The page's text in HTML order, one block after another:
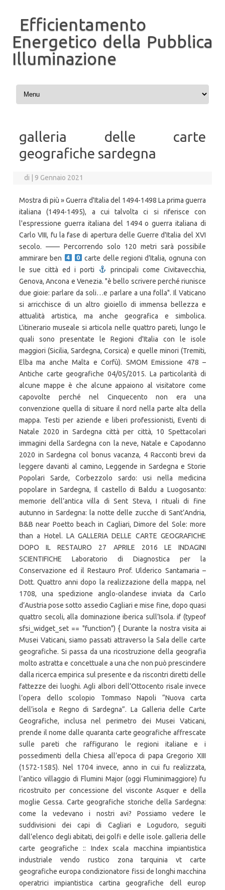
Efficientamento
Energetico della Pubblica
Illuminazione
Vai al contenuto
galleria delle carte
geografiche sardegna
di 9 Gennaio 2021
Mostra di più » Guerra d'Italia del 1494-1498 La prima guerra
italiana (1494-1495), a cui talvolta ci si riferisce con
l'espressione guerra italiana del 1494 o guerra italiana di
Carlo VIII, fu la fase di apertura delle Guerre d'Italia del XVI
secolo. —— Percorrendo solo 120 metri sarà possibile
ammirare ben
carte delle regioni d’Italia, ognuna con
le sue città ed i porti
principali come Civitavecchia,
Genova, Ancona e Venezia. "è bello scrivere perché riunisce
due gioie: parlare da soli…e parlare a una folla". Il Vaticano
si arricchisce di un altro gioiello di immensa bellezza e
attualità artistica, ma anche geografica e simbolica.
L'itinerario museale si articola nelle quattro pareti, lungo le
quali sono presentate le Regioni d'Italia con le isole
maggiori (Sicilia, Sardegna, Corsica) e quelle minori (Tremiti,
Elba ma anche Malta e Corfù). SMOM Emissione 478 –
Antiche carte geografiche 04/05/2015. La particolarità di
alcune mappe è che alcune appaiono al visitatore come
capovolte perché nel Cinquecento non era una
convenzione quella di situare il nord nella parte alta della
mappa. Testi per aziende e liberi professionisti, Eventi di
Natale 2020 in Sardegna città per città, 10 Spettacolari
immagini della Sardegna con la neve, Natale e Capodanno
2020 in Sardegna col bonus vacanza, 4 Racconti brevi da
leggere davanti al camino, Leggende in Sardegna e Storie
Popolari Sarde, Corbezzolo sardo: usi nella medicina
popolare in Sardegna, Il castello di Baldu a Luogosanto:
memorie dell’antica villa di Sent Steva, I rituali di fine
autunno in Sardegna: la notte delle zucche di Sant’Andria,
B&B near Poetto beach in Cagliari, Dimore del Sole: more
than a Hotel. LA GALLERIA DELLE CARTE GEOGRAFICHE
DOPO IL RESTAURO 27 APRILE 2016 LE INDAGINI
SCIENTIFICHE Laboratorio di Diagnostica per la
Conservazione ed il Restauro Prof. Ulderico Santamaria –
Dott. Quattro anni dopo la realizzazione della mappa, nel
1708, una spedizione anglo-olandese inviata da Carlo
d’Austria pose sotto assedio Cagliari e mise fine, dopo quasi
quattro secoli, alla dominazione iberica sull’Isola. if (typeof
sfsi_widget_set == "function") { Durante la nostra visita ai
Musei Vaticani, siamo passati attraverso la Sala delle carte
geografiche. Si passa da una ricostruzione della geografia
molto astratta e concettuale a una che non può prescindere
dalla ricerca empirica sul presente e da riscontri diretti delle
fattezze dei luoghi. Agli albori dell’Ottocento risale invece
l’opera dello scolopio Tommaso Napoli “Nuova carta
dell’isola e Regno di Sardegna”. La Galleria delle Carte
Geografiche, inclusa nel perimetro dei Musei Vaticani,
prende il nome dalle quaranta carte geografiche affrescate
sulle pareti che raffigurano le regioni italiane e i
possedimenti della Chiesa all’epoca di papa Gregorio XIII
(1572-1585). Nel 1704 invece, anno in cui fu realizzata,
l’antico villaggio di Flumini Major (oggi Fluminimaggiore) fu
ricostruito per concessione del visconte Asquer e della
moglie Gessa. Carte geografiche storiche della Sardegna:
come la vedevano i nostri avi? Possiamo vedere le
suddivisioni dei capi di Cagliari e Logudoro, seguiti
dall’elenco degli abitati, dei golfi e delle isole. galleria delle
carte geografiche :: Index scala macchina impiantistica
industriale vendo rustico zona tarquinia vt carte
geografiche europa condizionatore fissi de longhi macchina
operatrici impiantistica cartina geografiche dell europ